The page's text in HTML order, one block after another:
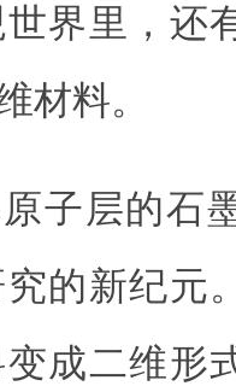
界里，还
材料。
子层的石
的新纪元
成二维形